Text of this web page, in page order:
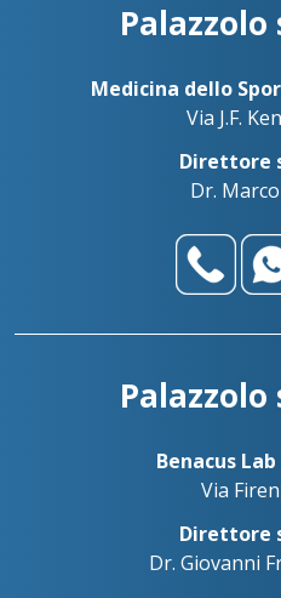
Medicina dello
Via J.F.
Direttore
Dr.
Benacus
Via
Direttore
Dr. Giovanni